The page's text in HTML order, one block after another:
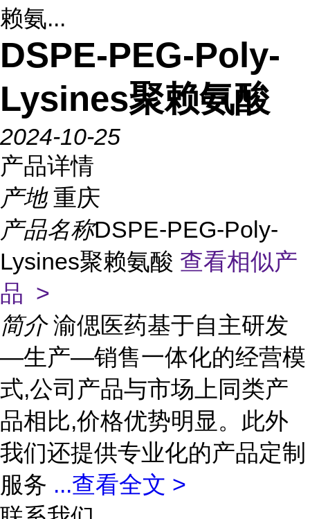
赖氨...
DSPE-PEG-Poly-
Lysines聚赖氨酸
2024-10-25
产品详情
产地 重庆
产品名称DSPE-PEG-Poly-
Lysines聚赖氨酸 查看相似产
品 >
简介 渝偲医药基于自主研发
—生产—销售一体化的经营模
式,公司产品与市场上同类产
品相比,价格优势明显。此外
我们还提供专业化的产品定制
服务 ...查看全文 >